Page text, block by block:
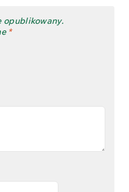
opublikowany.
*